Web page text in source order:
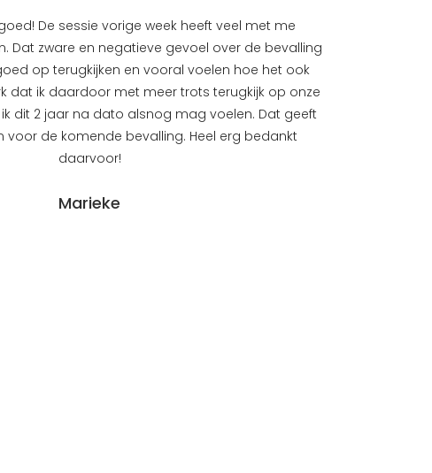
De sessie vorige week heeft veel met me
Dat zware en negatieve gevoel over de bevalling
op terugkijken en vooral voelen hoe het ook
dat ik daardoor met meer trots terugkijk op onze
dit 2 jaar na dato alsnog mag voelen. Dat geeft
voor de komende bevalling. Heel erg bedankt
daarvoor!
Marieke